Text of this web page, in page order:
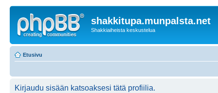
shakkitupa.munpalsta.net
Shakkiaiheista keskustelua
Etusivu
Kirjaudu sisään katsoaksesi tätä profiilia.